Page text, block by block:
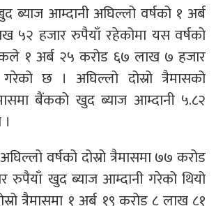
ब्याज आम्दानी अघिल्लो वर्षको १ अर्ब
५२ हजार रुपैयाँ रहेकोमा यस वर्षको
बैंकले १ अर्ब २५ करोड ६७ लाख ७ हजार
छ । अघिल्लो दोस्रो त्रैमासको
बैंकको खुद ब्याज आम्दानी ५.८२
वर्षको दोस्रो त्रैमासमा ७७ करोड
रुपैयाँ खुद ब्याज आम्दानी गरेको थियो
त्रैमासमा १ अर्ब १९ करोड ८ लाख ८१